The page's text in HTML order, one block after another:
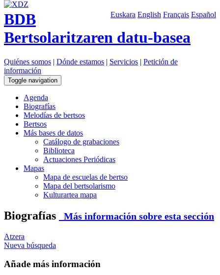
Euskara English Français Español
BDB
Bertsolaritzaren datu-basea
Quiénes somos | Dónde estamos | Servicios | Petición de
información
Toggle navigation
Agenda
Biografías
Melodías de bertsos
Bertsos
Más bases de datos
Catálogo de grabaciones
Biblioteca
Actuaciones Periódicas
Mapas
Mapa de escuelas de bertso
Mapa del bertsolarismo
Kulturartea mapa
Biografías Más información sobre esta sección
Atzera
Nueva búsqueda
Añade más información